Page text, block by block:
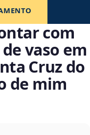
com
vaso em
Cruz do
de mim